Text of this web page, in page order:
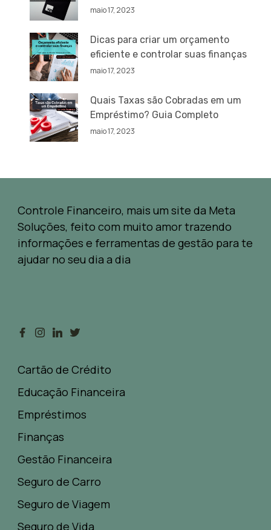
maio 17, 2023
Dicas para criar um orçamento
eficiente e controlar suas finanças
maio 17, 2023
Quais Taxas são Cobradas em um
Empréstimo? Guia Completo
maio 17, 2023
Controle Financeiro, mais um site da Meta
Soluções, feito com muito amor trazendo
informações e ferramentas de gestão para te
ajudar no seu dia a dia
Cartão de Crédito
Educação Financeira
Empréstimos
Finanças
Gestão Financeira
Seguro de Carro
Seguro de Viagem
Seguro de Vida